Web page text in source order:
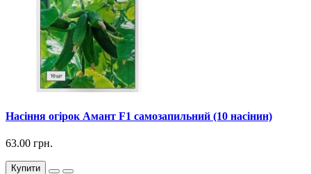
Насіння огірок Амант F1 самозапильний (10 насінин)
63.00 грн.
Купити